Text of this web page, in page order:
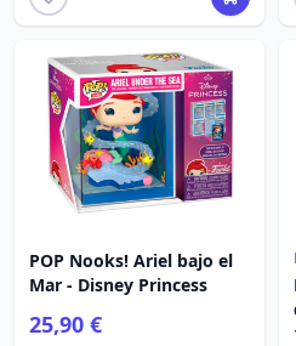
POP Nooks! Ariel bajo el
Mar - Disney Princess
25,90 €